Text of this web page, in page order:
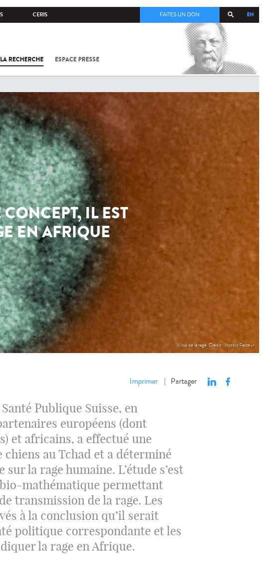
CERIS EN
FAITES UN DON
RECHERCHE ESPACE PRESSE
COV-2 /
À
L'INSTITUT
PASTEUR
IL EST
EN AFRIQUE
Virus de la rage. Crédit : Institut Pasteur
Imprimer | Partager
Publique Suisse, en
européens (dont
et africains, a effectué une
chiens au Tchad et a déterminé
la rage humaine. L’étude s’est
mathématique permettant
transmission de la rage. Les
à la conclusion qu’il serait
politique correspondante et les
la rage en Afrique.